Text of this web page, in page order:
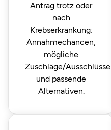
Antrag trotz oder
nach
Krebserkrankung:
Annahmechancen,
mögliche
Zuschläge/Ausschlüsse
und passende
Alternativen.